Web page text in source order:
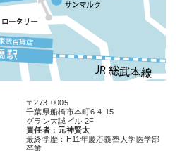
〒273-0005
千葉県船橋市本町6-4-15
グラン大誠ビル 2F
責任者：元神賢太
最終学歴：H11年慶応義塾大学医学部
卒業